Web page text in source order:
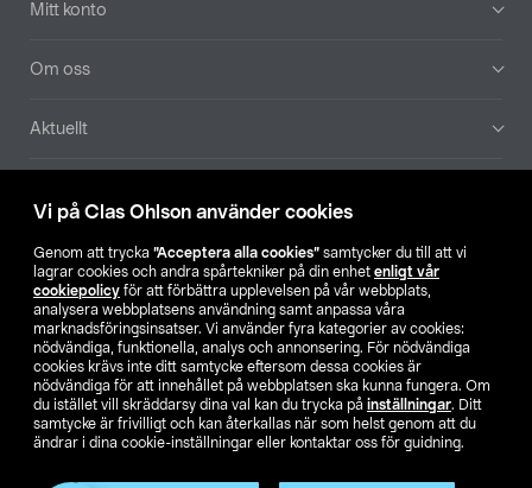
Vi på Clas Ohlson använder cookies
Genom att trycka ”Acceptera alla cookies” samtycker du till att vi
lagrar cookies och andra spårtekniker på din enhet enligt vår
cookiepolicy för att förbättra upplevelsen på vår webbplats,
analysera webbplatsens användning samt anpassa våra
marknadsföringsinsatser. Vi använder fyra kategorier av cookies:
nödvändiga, funktionella, analys och annonsering. För nödvändiga
cookies krävs inte ditt samtycke eftersom dessa cookies är
nödvändiga för att innehållet på webbplatsen ska kunna fungera. Om
du istället vill skräddarsy dina val kan du trycka på inställningar. Ditt
samtycke är frivilligt och kan återkallas när som helst genom att du
ändrar i dina cookie-inställningar eller kontaktar oss för guidning.
Mitt konto
Om oss
Aktuellt
Hitta butik
SE NO FI